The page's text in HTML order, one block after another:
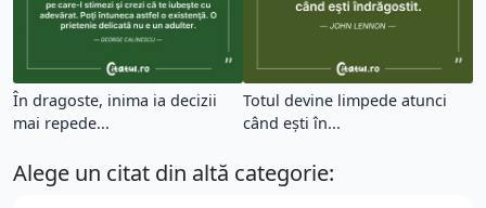
În dragoste, inima ia decizii
mai repede...
Totul devine limpede atunci
când eşti în...
Alege un citat din altă categorie: